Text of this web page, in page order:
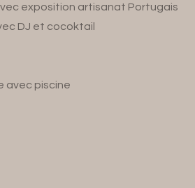
exposition artisanat Portugais
DJ et cocoktail
avec piscine